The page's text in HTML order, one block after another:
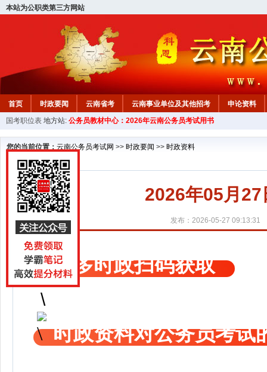
本站为公职类第三方网站
首页 时政要闻 云南省考 云南事业单位及其他招考
申论资料
国考职位表 地方站: 公务员教材中心：2026年云南公务员考试用书
您的当前位置： 云南公务员考试网 >> 时政要闻 >> 时政资料
2026年05月
发布：2026-05-27 09:13:31
更多时政扫码获取
时政资料对公务员考试